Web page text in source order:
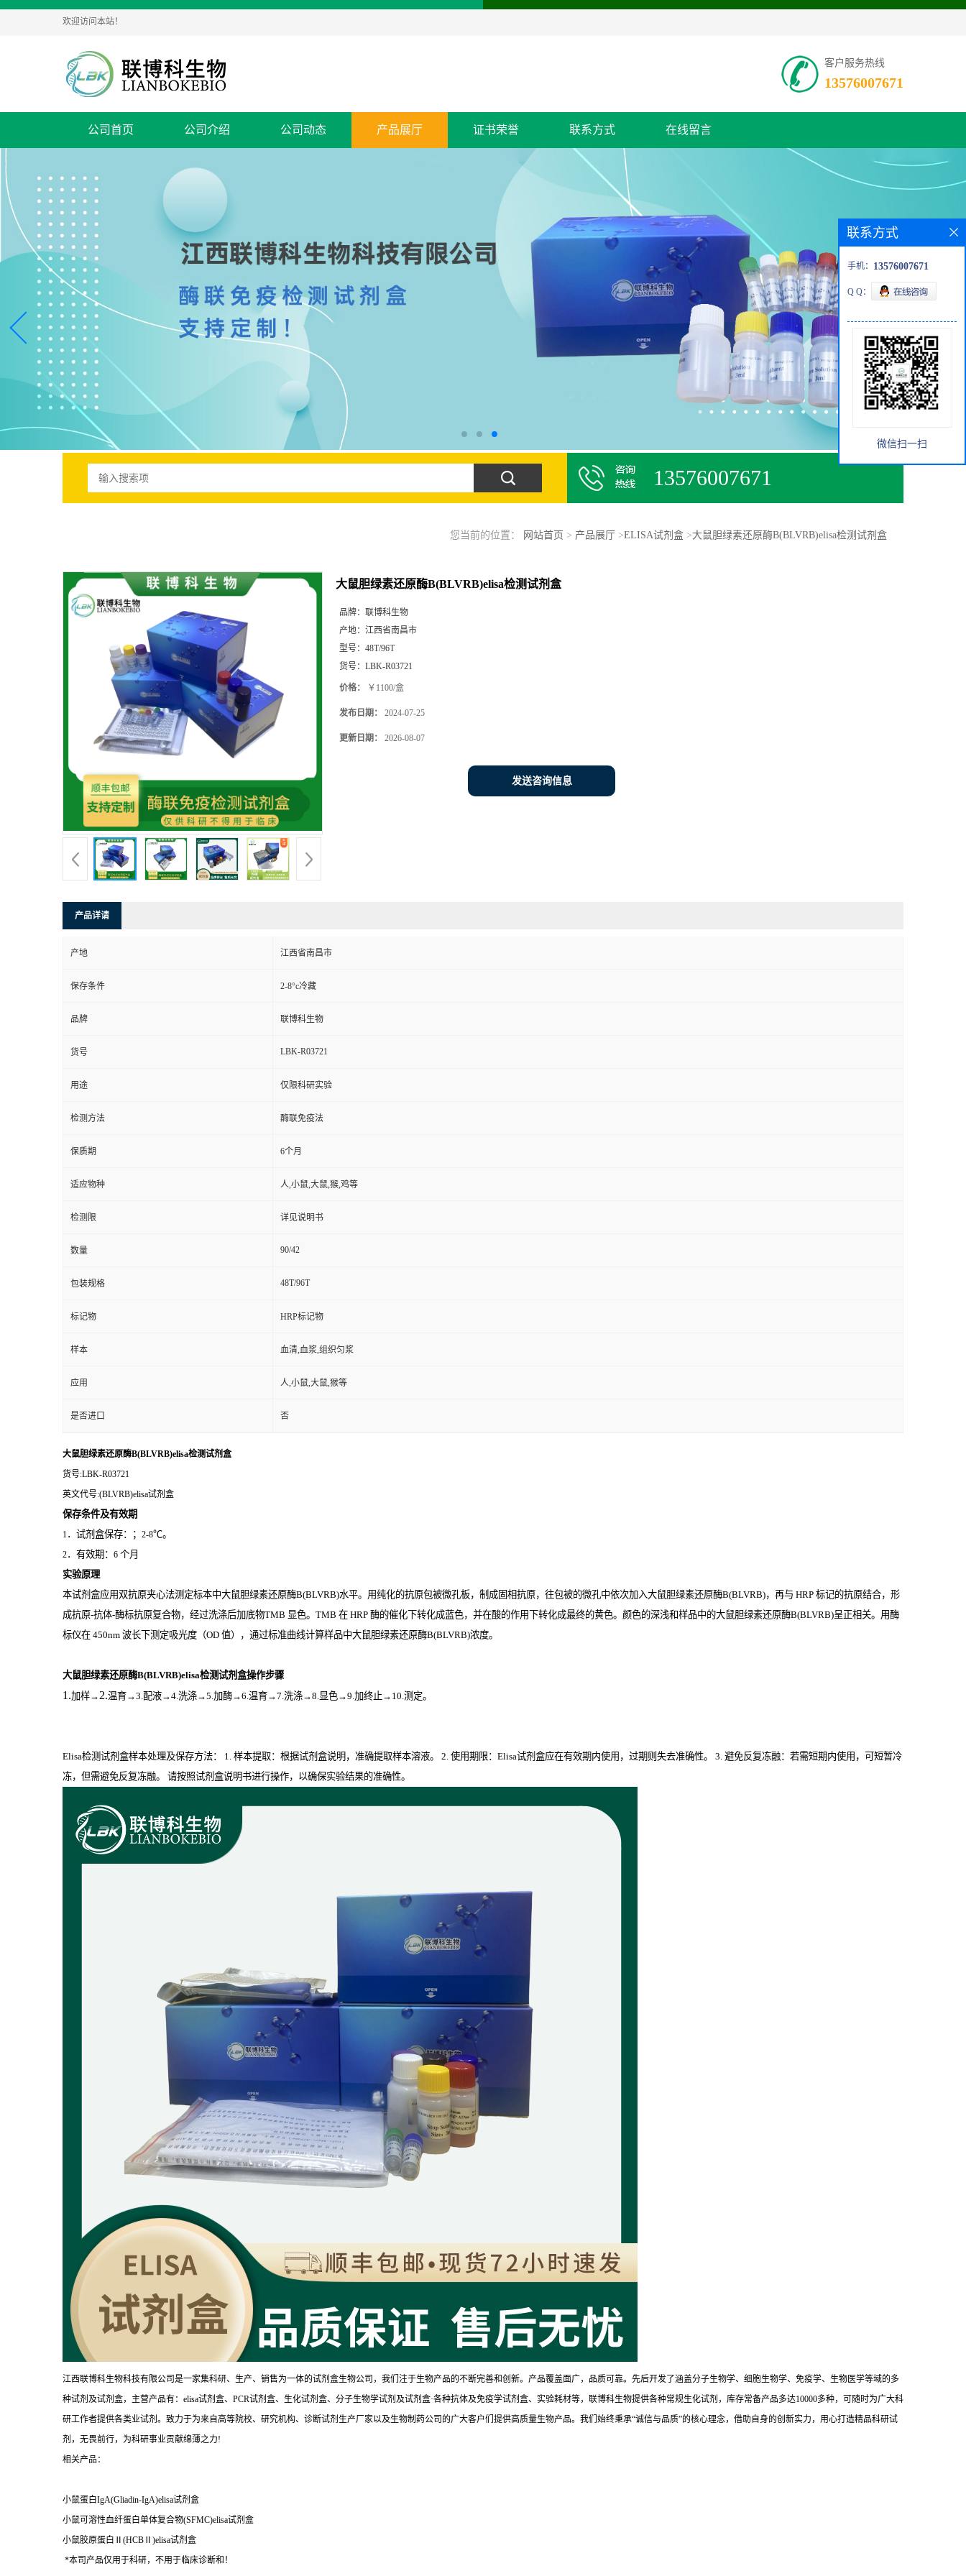
欢迎访问本站！
客户服务热线
13576007671
公司首页 公司介绍 公司动态 产品展厅 证书荣誉 联系方式 在线留言
13576007671
您当前的位置： 网站首页 > 产品展厅 >ELISA试剂盒>大鼠胆绿素还原酶B(BLVRB)elisa检测试剂盒
大鼠胆绿素还原酶B(BLVRB)elisa检测试剂盒
品牌： 联博科生物
产地： 江西省南昌市
型号： 48T/96T
货号： LBK-R03721
价格： ￥1100/盒
发布日期： 2024-07-25
更新日期： 2026-08-07
发送咨询信息
产品详请
产地 江西省南昌市
保存条件 2-8°c冷藏
品牌 联博科生物
货号 LBK-R03721
用途 仅限科研实验
检测方法 酶联免疫法
保质期 6个月
适应物种 人,小鼠,大鼠,猴,鸡等
检测限 详见说明书
数量 90/42
包装规格 48T/96T
标记物 HRP标记物
样本 血清,血浆,组织匀浆
应用 人,小鼠,大鼠,猴等
是否进口 否
大鼠胆绿素还原酶B(BLVRB)elisa检测试剂盒
货号:LBK-R03721
英文代号:(BLVRB)elisa试剂盒
保存条件及有效期
1．试剂盒保存：； 2-8℃。
2．有效期： 6 个月
实验原理
本试剂盒应用双抗原夹心法测定标本中大鼠胆绿素还原酶B(BLVRB)水平。用纯化的抗原包被微孔板，制成固相抗原，往包被的微孔中依次加入大鼠胆绿素还原酶B(BLVRB)，再与 HRP 标记的抗原结合，形
成抗原-抗体-酶标抗原复合物，经过洗涤后加底物TMB 显色。 TMB 在 HRP 酶的催化下转化成蓝色，并在酸的作用下转化成最终的黄色。颜色的深浅和样品中的大鼠胆绿素还原酶B(BLVRB)呈正相关。用酶
标仪在 450nm 波长下测定吸光度（OD 值），通过标准曲线计算样品中大鼠胆绿素还原酶B(BLVRB)浓度。
大鼠胆绿素还原酶B(BLVRB)elisa检测试剂盒操作步骤
1.加样→ 2.温育→3.配液→4.洗涤→5.加酶→6.温育→7.洗涤→8.显色→9.加终止→10.测定。
Elisa检测试剂盒样本处理及保存方法： 1. 样本提取：根据试剂盒说明，准确提取样本溶液。 2. 使用期限：Elisa试剂盒应在有效期内使用，过期则失去准确性。 3. 避免反复冻融：若需短期内使用，可短暂冷
冻，但需避免反复冻融。 请按照试剂盒说明书进行操作，以确保实验结果的准确性。
江西联博科生物科技有限公司是一家集科研、生产、销售为一体的试剂盒生物公司，我们注于生物产品的不断完善和创新。产品覆盖面广，品质可靠。先后开发了涵盖分子生物学、细胞生物学、免疫学、生物医学等域的多
种试剂及试剂盒，主营产品有：elisa试剂盒、PCR试剂盒、生化试剂盒、分子生物学试剂及试剂盒·各种抗体及免疫学试剂盒、实验耗材等，联博科生物提供各种常规生化试剂，库存常备产品多达10000多种，可随时为广大科
研工作者提供各类业试剂。致力于为来自高等院校、研究机构、诊断试剂生产厂家以及生物制药公司的广大客户们提供高质量生物产品。我们始终秉承“诚信与品质”的核心理念，借助自身的创新实力，用心打造精品科研试
剂，无畏前行，为科研事业贡献绵薄之力!
相关产品：
小鼠蛋白IgA(Gliadin-IgA)elisa试剂盒
小鼠可溶性血纤蛋白单体复合物(SFMC)elisa试剂盒
小鼠胶原蛋白Ⅱ(HCBⅡ)elisa试剂盒
*本司产品仅用于科研，不用于临床诊断和！
联系方式
手机： 13576007671
Q Q：
微信扫一扫